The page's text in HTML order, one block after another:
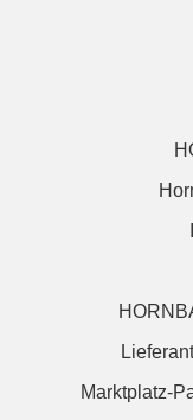
Marktplatz-